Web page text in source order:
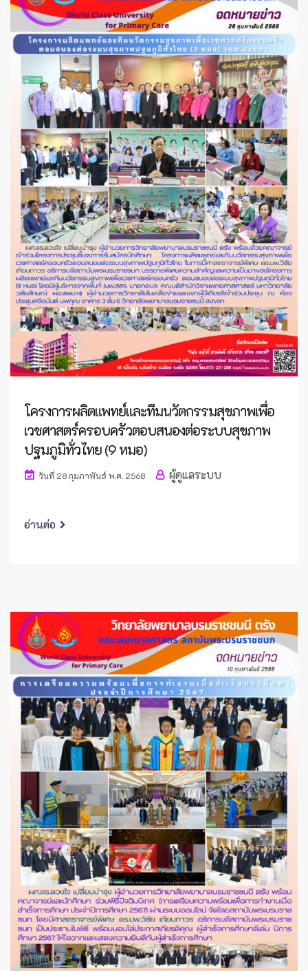
โครงการผลิตแพทย์และทีมนวัตกรรมสุขภาพเพื่อ
เวชศาสตร์ครอบครัวตอบสนองต่อระบบสุขภาพ
ปฐมภูมิทั่วไทย (9 หมอ)
วันที่ 28 กุมภาพันธ์ พ.ศ. 2568 ผู้ดูแลระบบ
อ่านต่อ